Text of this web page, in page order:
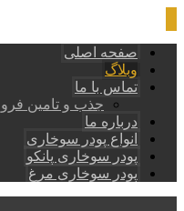
صفحه اصلی
وبلاگ
تماس با ما
جذب و تامین
درباره ما
انواع پودر سوخاری
پودر سوخاری پانکو
پودر سوخاری مرغ